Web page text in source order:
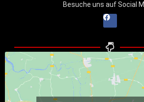
Besuche uns auf Social